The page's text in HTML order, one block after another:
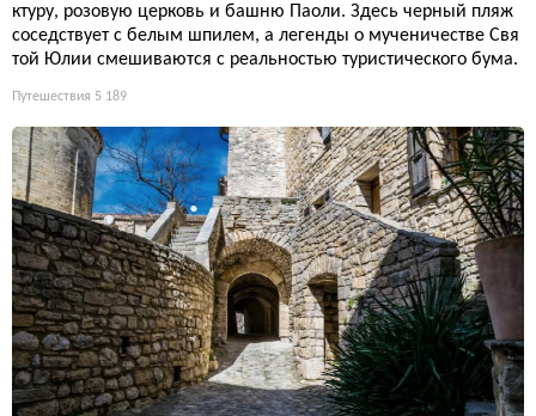
ктуру, розовую церковь и башню Паоли. Здесь черный пляж
соседствует с белым шпилем, а легенды о мученичестве Свя
той Юлии смешиваются с реальностью туристического бума.
Путешествия 5 189